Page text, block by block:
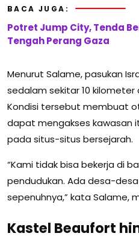
BACA JUGA:
Potret Jump City, Tenda
Tengah Perang Gaza
Menurut Salame, pasukan
sedalam sekitar 10
Kondisi tersebut membuat
dapat mengakses kawasan
pada situs-situs bersejarah.
“Kami tidak bisa bekerja di
pendudukan. Ada desa-
sepenuhnya,” kata Salame,
Kastel Beaufort